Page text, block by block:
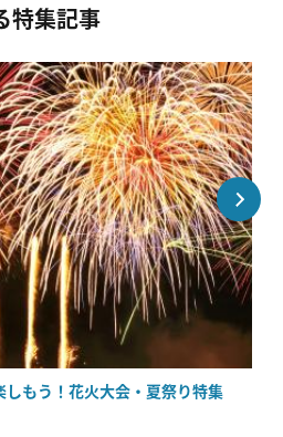
特集記事
しもう！花火大会・夏祭り特集